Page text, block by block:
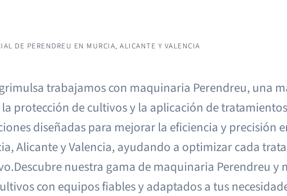
DE PERENDREU EN MURCIA, ALICANTE Y VALENCIA
trabajamos con maquinaria Perendreu, una
protección de cultivos y la aplicación de
diseñadas para mejorar la eficiencia y precisión
Alicante y Valencia, ayudando a optimizar cada
nuestra gama de maquinaria Perendreu y
con equipos fiables y adaptados a tus